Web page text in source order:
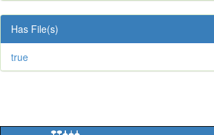
Has File(s)
true